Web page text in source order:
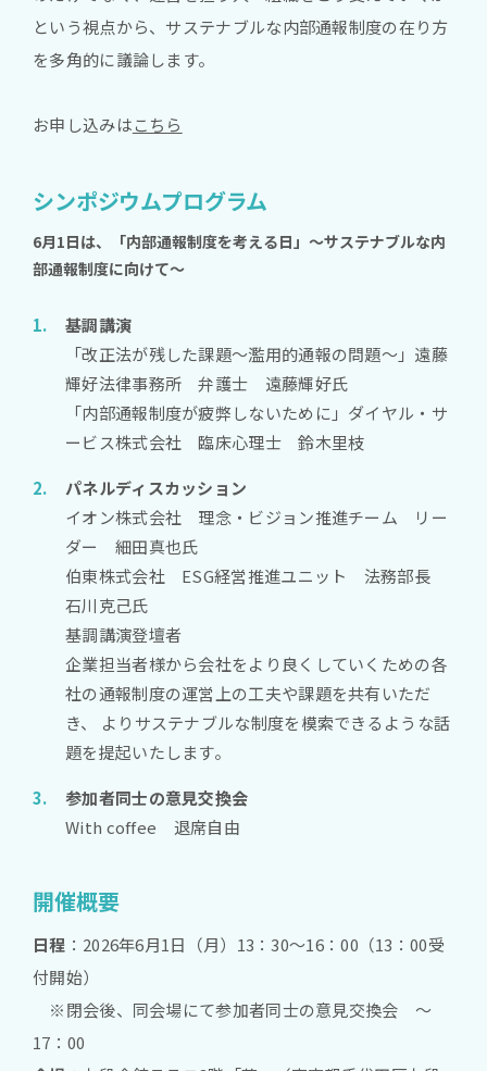
という視点から、サステナブルな内部通報制度の在り方
を多角的に議論します。
お申し込みはこちら
シンポジウムプログラム
6月1日は、「内部通報制度を考える日」～サステナブルな内
部通報制度に向けて～
基調講演
「改正法が残した課題～濫用的通報の問題～」遠藤
輝好法律事務所 弁護士 遠藤輝好氏
「内部通報制度が疲弊しないために」ダイヤル・サ
ービス株式会社 臨床心理士 鈴木里枝
パネルディスカッション
イオン株式会社 理念・ビジョン推進チーム リー
ダー 細田真也氏
伯東株式会社 ESG経営推進ユニット 法務部長
石川克己氏
基調講演登壇者
企業担当者様から会社をより良くしていくための各
社の通報制度の運営上の工夫や課題を共有いただ
き、 よりサステナブルな制度を模索できるような話
題を提起いたします。
参加者同士の意見交換会
With coffee 退席自由
開催概要
日程 ：2026年6月1日（月）13：30～16：00（13：00受
付開始）
※閉会後、同会場にて参加者同士の意見交換会 ～
17：00